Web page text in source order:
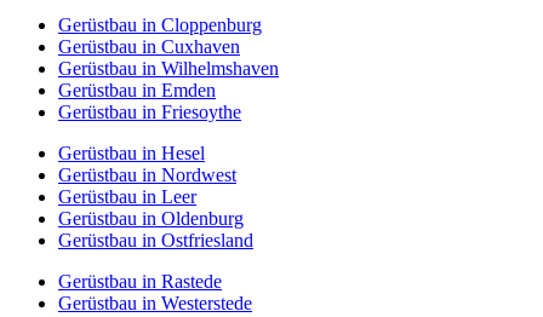
Gerüstbau in Cloppenburg
Gerüstbau in Cuxhaven
Gerüstbau in Wilhelmshaven
Gerüstbau in Emden
Gerüstbau in Friesoythe
Gerüstbau in Hesel
Gerüstbau in Nordwest
Gerüstbau in Leer
Gerüstbau in Oldenburg
Gerüstbau in Ostfriesland
Gerüstbau in Rastede
Gerüstbau in Westerstede